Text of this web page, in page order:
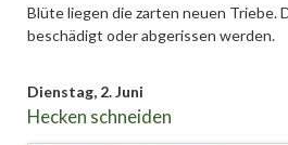
Blüte liegen die zarten neuen Triebe.
beschädigt oder abgerissen werden.
Dienstag, 2. Juni
Hecken schneiden